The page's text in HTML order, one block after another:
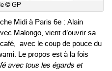
© GP
Midi à Paris 6e : Alain
Malongo, vient d’ouvrir sa
avec le coup de pouce du
Le propos est à la fois
avec tous les égards et